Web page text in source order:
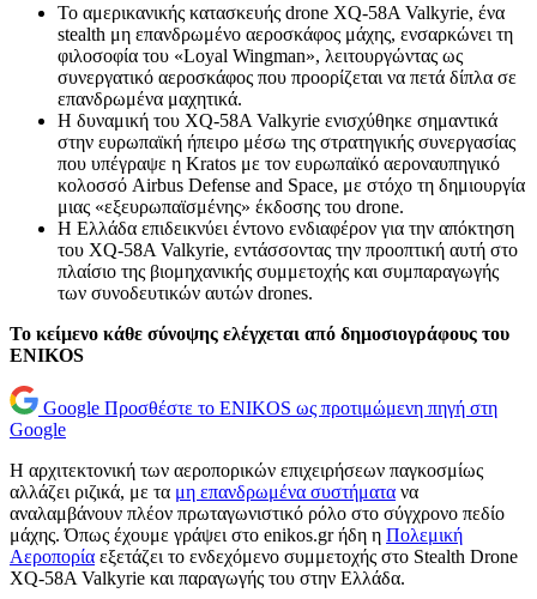
Το αμερικανικής κατασκευής drone XQ-58A Valkyrie, ένα
stealth μη επανδρωμένο αεροσκάφος μάχης, ενσαρκώνει τη
φιλοσοφία του «Loyal Wingman», λειτουργώντας ως
συνεργατικό αεροσκάφος που προορίζεται να πετά δίπλα σε
επανδρωμένα μαχητικά.
Η δυναμική του XQ-58A Valkyrie ενισχύθηκε σημαντικά
στην ευρωπαϊκή ήπειρο μέσω της στρατηγικής συνεργασίας
που υπέγραψε η Kratos με τον ευρωπαϊκό αεροναυπηγικό
κολοσσό Airbus Defense and Space, με στόχο τη δημιουργία
μιας «εξευρωπαϊσμένης» έκδοσης του drone.
Η Ελλάδα επιδεικνύει έντονο ενδιαφέρον για την απόκτηση
του XQ-58A Valkyrie, εντάσσοντας την προοπτική αυτή στο
πλαίσιο της βιομηχανικής συμμετοχής και συμπαραγωγής
των συνοδευτικών αυτών drones.
Το κείμενο κάθε σύνοψης ελέγχεται από δημοσιογράφους του
ENIKOS
Google Προσθέστε το ENIKOS ως προτιμώμενη πηγή στη
Google
Η αρχιτεκτονική των αεροπορικών επιχειρήσεων παγκοσμίως
αλλάζει ριζικά, με τα μη επανδρωμένα συστήματα να
αναλαμβάνουν πλέον πρωταγωνιστικό ρόλο στο σύγχρονο πεδίο
μάχης. Όπως έχουμε γράψει στο enikos.gr ήδη η Πολεμική
Αεροπορία εξετάζει το ενδεχόμενο συμμετοχής στο Stealth Drone
XQ-58A Valkyrie και παραγωγής του στην Ελλάδα.